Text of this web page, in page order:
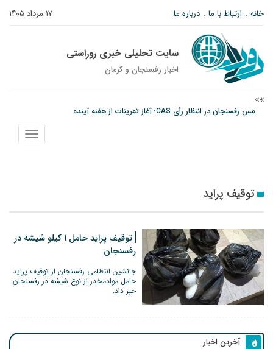
۱۷ مرداد ۱۴۰۵ خانه ارتباط با ما درباره ما
سایت تحلیلی خبری روراستی
اخبار رفسنجان و كرمان
مس رفسنجان در انتظار رأی CAS؛ آغاز تمرینات از هفته آینده
پیام رئیس کل دادگستری استان کرمان به مناسبت ۱۷ مردادماه سالروز شهادت شهید
نمایش
منو
توقیف پراید
توقیف پراید حامل ۱ کیلو شیشه در
رفسنجان
جانشین انتظامی رفسنجان از توقیف پراید
حامل موادمخدر از نوع شیشه در رفسنجان
خبر داد.
آخرین اخبار